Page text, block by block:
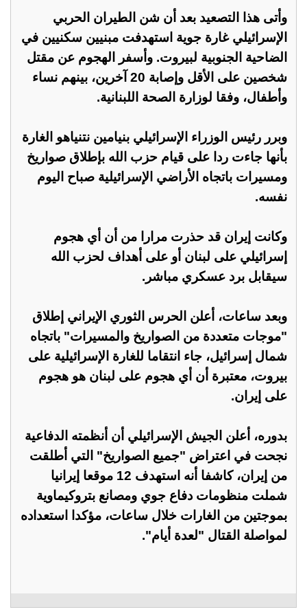
وأتى هذا التصعيد بعد أن شن الطيران الحربي
الإسرائيلي غارة جوية استهدفت مبنيين سكنيين في
الضاحية الجنوبية لبيروت. وأسفر الهجوم عن مقتل
شخصين على الأقل وإصابة 20 آخرين، بينهم نساء
وأطفال، وفقا لوزارة الصحة اللبنانية.
وبرر رئيس الوزراء الإسرائيلي بنيامين نتنياهو الغارة
بأنها جاءت ردا على قيام حزب الله بإطلاق صواريخ
ومسيرات باتجاه الأراضي الإسرائيلية صباح اليوم
نفسه.
وكانت إيران قد حذرت مرارا من أن أي هجوم
إسرائيلي على لبنان أو على أهداف لحزب الله
سيقابل برد عسكري مباشر.
وبعد ساعات، أعلن الحرس الثوري الإيراني إطلاق
"موجات متعددة من الصواريخ والمسيرات" باتجاه
شمال إسرائيل، جاء انتقاما للغارة الإسرائيلية على
بيروت، معتبرة أن أي هجوم على لبنان هو هجوم
على إيران.
بدوره، أعلن الجيش الإسرائيلي أن أنظمته الدفاعية
نجحت في اعتراض "جميع الصواريخ" التي أطلقت
من إيران، كاشفا أنه استهدف 12 موقعا إيرانيا
شملت منظومات دفاع جوي ومصانع بتروكيماوية
بموجتين من الغارات خلال ساعات، مؤكدا استعداده
لمواصلة القتال "لعدة أيام".